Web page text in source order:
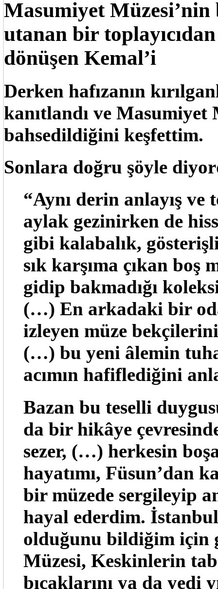
Masumiyet
utanan bir
dönüşen Kemal’i
Derken hafızanın
kanıtlandı ve Masumiyet
bahsedildiğini keşfettim.
Sonlara doğru şöyle
“Aynı derin anlayış
aylak gezinirken de
gibi kalabalık,
sık karşıma çıkan
gidip bakmadığı
(…) En arkadaki bir
izleyen müze
(…) bu yeni âlemin
acımın hafiflediğini
Bazan bu teselli
da bir hikâye
sezer, (…) herkesin
hayatımı, Füsun’dan
bir müzede sergileyip
hayal ederdim.
olduğunu bildiğim için
Müzesi, Keskinlerin
bıçaklarını ya da yedi